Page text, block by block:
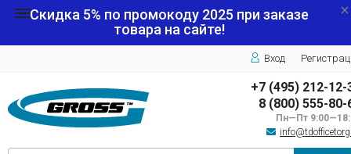
Скидка 5% по промокоду 2025 при заказе
товара на сайте!
Вход
+7 (495) 212-12-
8 (800) 555-80-
Пн—Пт